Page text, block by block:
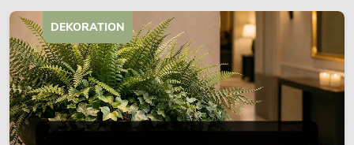
DEKORATION